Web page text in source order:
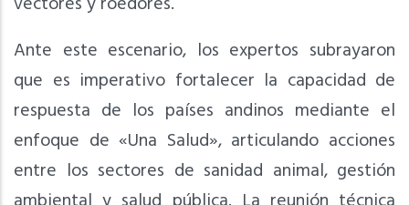
Ante este escenario, los expertos subrayaron
que es imperativo fortalecer la capacidad de
respuesta de los países andinos mediante el
enfoque de «Una Salud», articulando acciones
entre los sectores de sanidad animal, gestión